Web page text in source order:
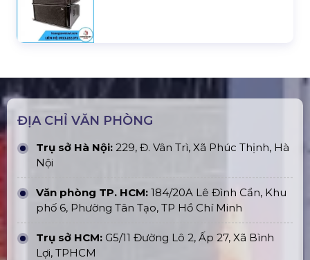
ĐỊA CHỈ VĂN PHÒNG
Trụ sở Hà Nội: 229, Đ. Vân Trì, Xã Phúc Thịnh, Hà
Nội
Văn phòng TP. HCM: 184/20A Lê Đình Cẩn, Khu
phố 6, Phường Tân Tạo, TP Hồ Chí Minh
Trụ sở HCM: G5/11 Đường Lô 2, Ấp 27, Xã Bình
Lợi, TPHCM